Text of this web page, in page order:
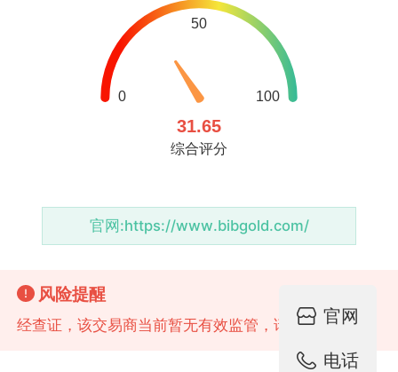
官网:https://www.bibgold.com/
风险提醒
经查证，该交易商当前暂无有效监管，请注意风险！
官网
电话